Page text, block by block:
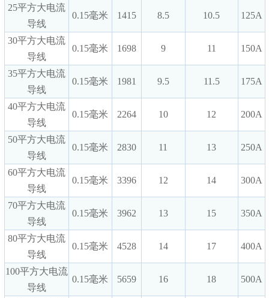
25平方大电流
导线
0.15毫米 1415 8.5 10.5 125A
30平方大电流
导线
0.15毫米 1698 9 11 150A
35平方大电流
导线
0.15毫米 1981 9.5 11.5 175A
40平方大电流
导线
0.15毫米 2264 10 12 200A
50平方大电流
导线
0.15毫米 2830 11 13 250A
60平方大电流
导线
0.15毫米 3396 12 14 300A
70平方大电流
导线
0.15毫米 3962 13 15 350A
80平方大电流
导线
0.15毫米 4528 14 17 400A
100平方大电流
导线
0.15毫米 5659 16 18 500A